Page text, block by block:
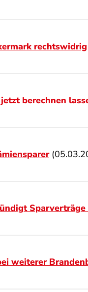
rechtswidrig
berechnen
weiterer